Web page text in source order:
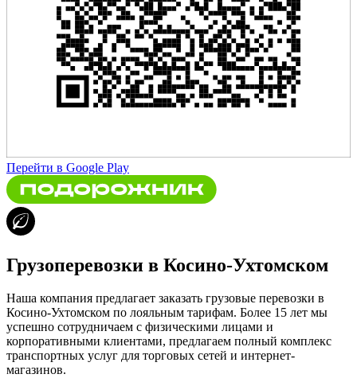
Перейти в Google Play
Грузоперевозки в Косино-Ухтомском
Наша компания предлагает заказать грузовые перевозки в
Косино-Ухтомском по лояльным тарифам. Более 15 лет мы
успешно сотрудничаем с физическими лицами и
корпоративными клиентами, предлагаем полный комплекс
транспортных услуг для торговых сетей и интернет-
магазинов.